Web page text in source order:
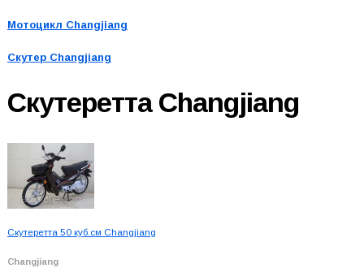
Мотоцикл Changjiang
Скутер Changjiang
Скутеретта Changjiang
Скутеретта 50 куб.см Changjiang
Changjiang